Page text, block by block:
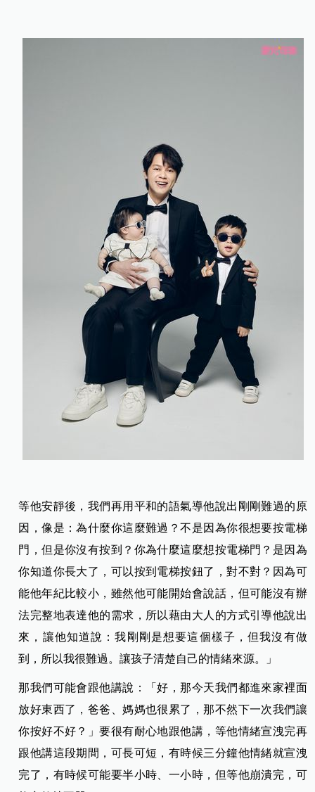
等他安靜後，我們再用平和的語氣導他說出剛剛難過的原
因，像是：為什麼你這麼難過？不是因為你很想要按電梯
門，但是你沒有按到？你為什麼這麼想按電梯門？是因為
你知道你長大了，可以按到電梯按鈕了，對不對？因為可
能他年紀比較小，雖然他可能開始會說話，但可能沒有辦
法完整地表達他的需求，所以藉由大人的方式引導他說出
來，讓他知道說：我剛剛是想要這個樣子，但我沒有做
到，所以我很難過。讓孩子清楚自己的情緒來源。」
那我們可能會跟他講說：「好，那今天我們都進來家裡面
放好東西了，爸爸、媽媽也很累了，那不然下一次我們讓
你按好不好？」要很有耐心地跟他講，等他情緒宣洩完再
跟他講這段期間，可長可短，有時候三分鐘他情緒就宣洩
完了，有時候可能要半小時、一小時，但等他崩潰完，可